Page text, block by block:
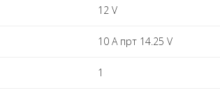
12 V
10 A прт 14.25 V
1